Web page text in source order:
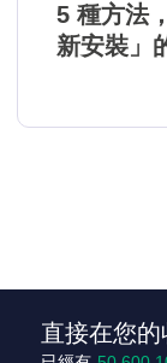
5 種方法
新安裝」
直接在您的